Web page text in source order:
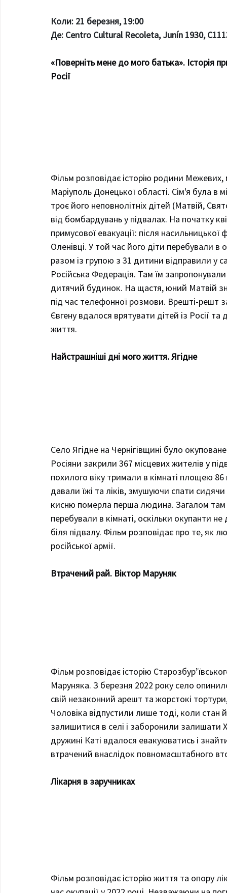
Коли: 21 березня, 19:00
Де: Сentro Cultural Recoleta, Junín 1930,
«Поверніть мене до мого батька». Історія
Росії
Фільм розповідає історію родини
Маріуполь Донецької області. Сім'я була в
троє його неповнолітніх дітей (Матвій,
від бомбардувань у підвалах. На початку
примусової евакуації: після насильницької
Оленівці. У той час його діти перебували в
разом із групою з 31 дитини відправили у
Російська Федерація. Там їм
дитячий будинок. На щастя, юний Матвій
під час телефонної розмови. Врешті-решт
Євгену вдалося врятувати дітей із Росії
життя.
Найстрашніші дні мого життя. Ягідне
Cело Ягідне на Чернігівщині було
Росіяни закрили 367 місцевих жителів у
похилого віку тримали в кімнаті площею
давали їжі та ліків, змушуючи спати
кисню померла перша людина. Загалом там
перебували в кімнаті, оскільки окупанти
біля підвалу. Фільм розповідає про те,
російської армії.
Втрачений рай. Віктор Маруняк
Фільм розповідає історію
Маруняка. З березня 2022 року село
свій незаконний арешт та жорстокі
Чоловіка відпустили лише тоді, коли
залишитися в селі і заборонили залишати
дружині Каті вдалося евакуюватись і
втрачений внаслідок повномасштабного
Лікарня в заручниках
Фільм розповідає історію життя та опору